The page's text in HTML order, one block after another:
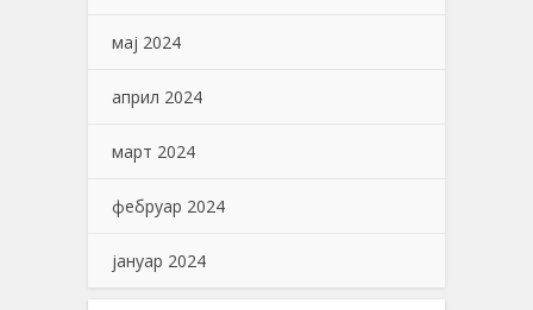
мај 2024
април 2024
март 2024
фебруар 2024
јануар 2024